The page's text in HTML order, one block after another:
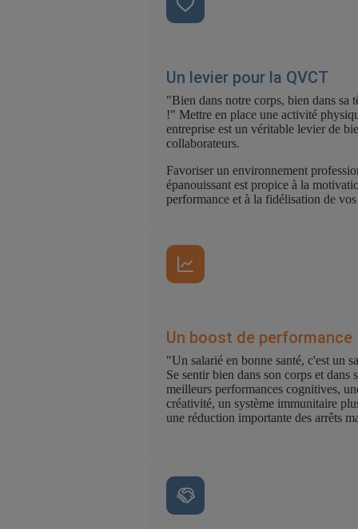
Un levier pour la QVCT
"Bien dans notre corps, bien dans sa
!" Mettre en place une activité
entreprise est un véritable levier de
collaborateurs.
Favoriser un environnement
épanouissant est propice à la
performance et à la fidélisation de vos
Un boost de performance
"Un salarié en bonne santé, c'est un
Se sentir bien dans son corps et dans
meilleurs performances cognitives,
créativité, un système immunitaire
une réduction importante des arrêts